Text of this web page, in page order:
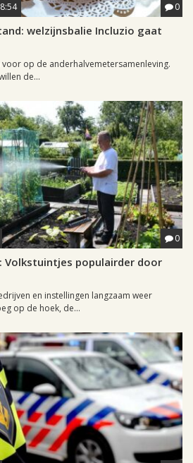
0
welzijnsbalie Incluzio gaat
op de anderhalvemetersamenleving.
de...
0
Volkstuintjes populairder door
en instellingen langzaam weer
op de hoek, de...